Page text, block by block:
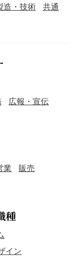
造・技術
共通
広報・宣伝
業
販売
種
イン